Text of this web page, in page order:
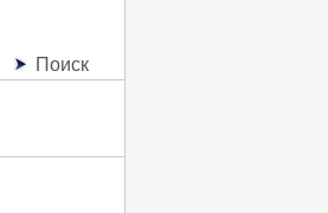
Поиск